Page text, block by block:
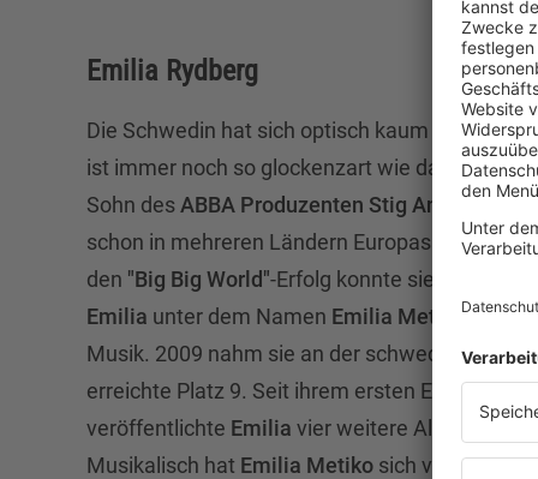
Emilia Rydberg
Die Schwedin hat sich optisch kaum verändert
ist immer noch so glockenzart wie damals.
Sohn des ABBA Produzenten Stig Anderson
schon in mehreren Ländern Europas an der
den "Big Big World"-Erfolg konnte sie nie
Emilia unter dem Namen Emilia Metiko
Musik. 2009 nahm sie an der schwedischen
erreichte Platz 9. Seit ihrem ersten
veröffentlichte Emilia vier weitere Alben, eins
Musikalisch hat Emilia Metiko sich von Pop